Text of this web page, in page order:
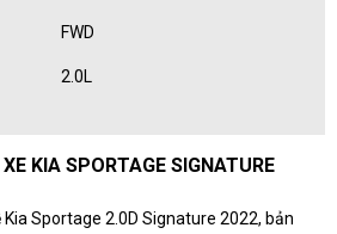
FWD
2.0L
KIA SPORTAGE SIGNATURE
Sportage 2.0D Signature 2022, bản